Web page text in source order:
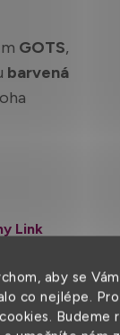
aby se
co nejlépe.
Budeme
GOTS,
barvená
Link
80
27